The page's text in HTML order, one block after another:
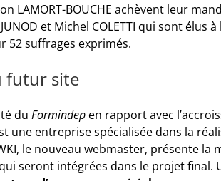
LAMORT-BOUCHE achèvent leur
et Michel COLETTI qui sont
52 suffrages exprimés.
futur site
du Formindep en rapport avec
une entreprise spécialisée dans la
le nouveau webmaster, présente
seront intégrées dans le projet final.